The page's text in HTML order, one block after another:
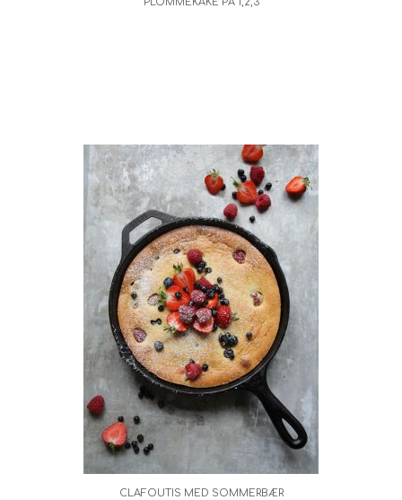
CLAFOUTIS MED SOMMERBÆR